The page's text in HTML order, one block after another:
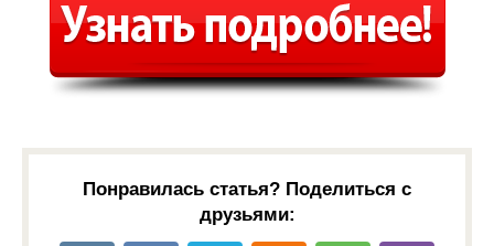
Понравилась статья? Поделиться с
друзьями: